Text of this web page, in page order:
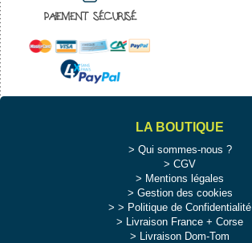
PAIEMENT SÉCURISÉ
LA BOUTIQUE
Qui sommes-nous ?
CGV
Mentions légales
Gestion des cookies
>
Politique de Confidentialité
Livraison France + Corse
Livraison Dom-Tom